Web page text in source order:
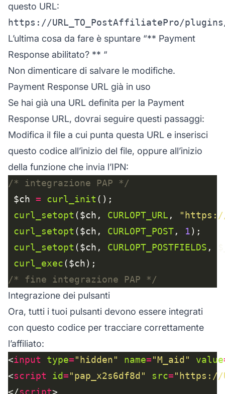
questo URL:
L’ultima cosa da fare è spuntare “** Payment
Response abilitato? ** “
Non dimenticare di salvare le modifiche.
Payment Response URL già in uso
Se hai già una URL definita per la Payment
Response URL, dovrai seguire questi passaggi:
Modifica il file a cui punta questa URL e inserisci
questo codice all’inizio del file, oppure all’inizio
della funzione che invia l’IPN:
/* integrazione PAP */
$ch = curl_init
curl_setopt ($ch, CURLOPT_URL ,
"https://
curl_setopt ($ch, CURLOPT_POST, 1
curl_setopt ($ch, CURLOPT_POSTFIELDS
curl_exec
/* fine integrazione PAP */
Integrazione dei pulsanti
Ora, tutti i tuoi pulsanti devono essere integrati
con questo codice per tracciare correttamente
l’affiliato:
<input type="hidden" name="M_aid" value
<script id="pap_x2s6df8d" src="https://
</script